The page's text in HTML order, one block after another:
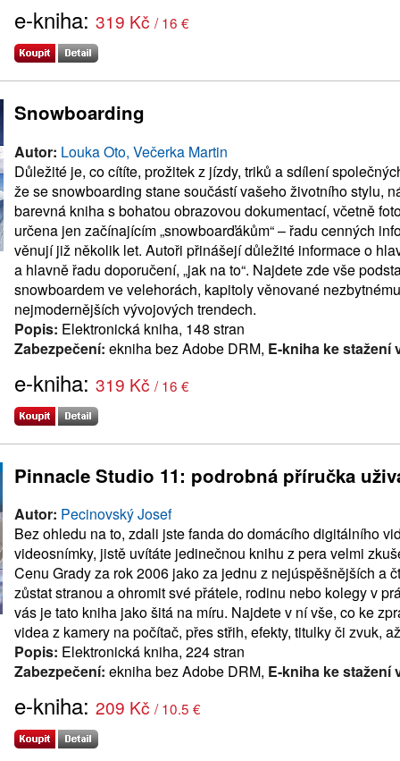
e-kniha: 319 Kč / 16 €
Snowboarding
Autor: Louka Oto, Večerka Martin
Důležité je, co cítíte, prožitek z jízdy, triků a sdílení
že se snowboarding stane součástí vašeho životního stylu,
barevná kniha s bohatou obrazovou dokumentací, včetně
určena jen začínajícím „snowboarďákům“ – řadu cenných
věnují již několik let. Autoři přinášejí důležité informace o
a hlavně řadu doporučení, „jak na to“. Najdete zde vše
snowboardem ve velehorách, kapitoly věnované
nejmodernějších vývojových trendech.
Popis: Elektronická kniha, 148 stran
Zabezpečení: ekniha bez Adobe DRM, E-kniha ke stažení
e-kniha: 319 Kč / 16 €
Pinnacle Studio 11: podrobná příručka
Autor: Pecinovský Josef
Bez ohledu na to, zdali jste fanda do domácího digitálního
videosnímky, jistě uvítáte jedinečnou knihu z pera velmi
Cenu Grady za rok 2006 jako za jednu z nejúspěšnějších a
zůstat stranou a ohromit své přátele, rodinu nebo kolegy v
vás je tato kniha jako šitá na míru. Najdete v ní vše, co ke
videa z kamery na počítač, přes střih, efekty, titulky či zvuk,
Popis: Elektronická kniha, 224 stran
Zabezpečení: ekniha bez Adobe DRM, E-kniha ke stažení
e-kniha: 209 Kč / 10.5 €